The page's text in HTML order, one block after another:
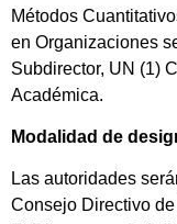
Métodos
en Organizaciones
Subdirector, UN (1)
Académica.
Modalidad de
Las autoridades
Consejo Directivo